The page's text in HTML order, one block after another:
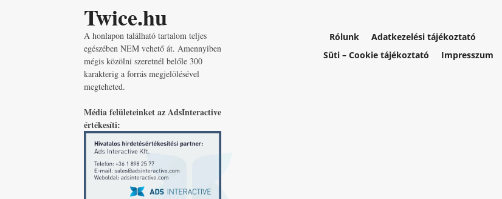
Twice.hu
A honlapon található tartalom teljes
egészében NEM vehető át. Amennyiben
mégis közölni szeretnél belőle 300
karakterig a forrás megjelölésével
megteheted.
Média felületeinket az AdsInteractive
értékesíti:
Rólunk
Adatkezelési tájékoztató
Süti – Cookie tájékoztató
Impresszum